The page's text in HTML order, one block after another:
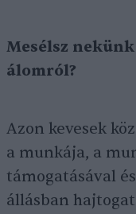
Mesélsz
álomról?
Azon kevesek
a munkája, a
támogatásával
állásban